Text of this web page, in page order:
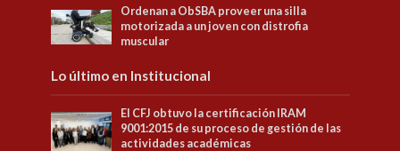
Ordenan a ObSBA proveer una silla
motorizada a un joven con distrofia
muscular
Lo último en Institucional
El CFJ obtuvo la certificación IRAM
9001:2015 de su proceso de gestión de las
actividades académicas